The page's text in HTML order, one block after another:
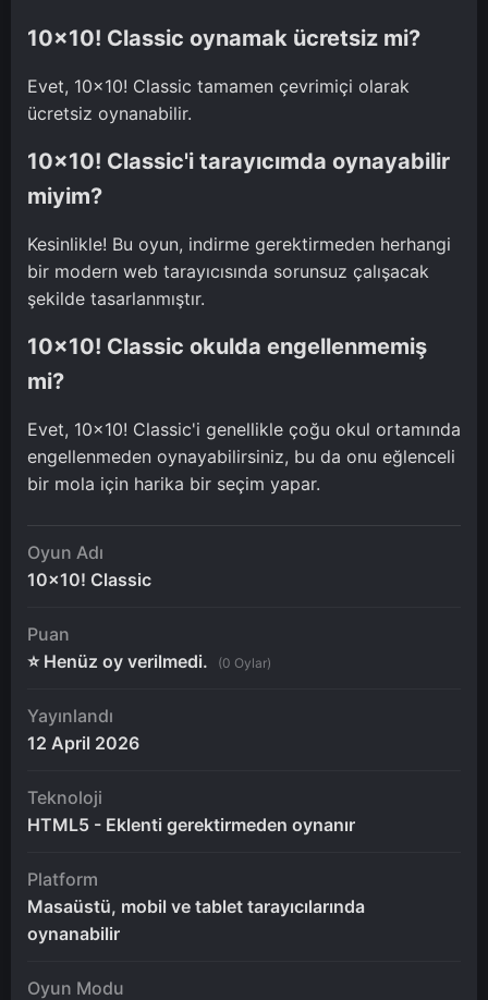
10x10! Classic oynamak ücretsiz mi?
Evet, 10x10! Classic tamamen çevrimiçi olarak
ücretsiz oynanabilir.
10x10! Classic'i tarayıcımda oynayabilir
miyim?
Kesinlikle! Bu oyun, indirme gerektirmeden herhangi
bir modern web tarayıcısında sorunsuz çalışacak
şekilde tasarlanmıştır.
10x10! Classic okulda engellenmemiş
mi?
Evet, 10x10! Classic'i genellikle çoğu okul ortamında
engellenmeden oynayabilirsiniz, bu da onu eğlenceli
bir mola için harika bir seçim yapar.
Oyun Adı
10x10! Classic
Puan
⭐ Henüz oy verilmedi.
(0 Oylar)
Yayınlandı
12 April 2026
Teknoloji
HTML5 - Eklenti gerektirmeden oynanır
Platform
Masaüstü, mobil ve tablet tarayıcılarında
oynanabilir
Oyun Modu